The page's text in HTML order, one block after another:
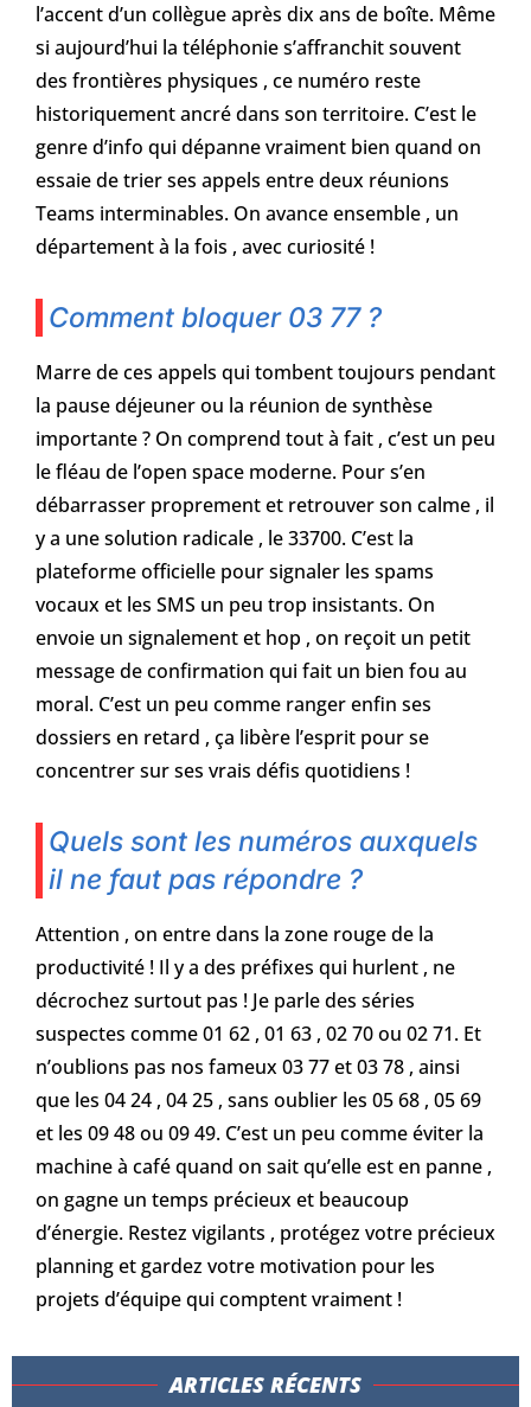
l’accent d’un collègue après dix ans de boîte. Même
si aujourd’hui la téléphonie s’affranchit souvent
des frontières physiques , ce numéro reste
historiquement ancré dans son territoire. C’est le
genre d’info qui dépanne vraiment bien quand on
essaie de trier ses appels entre deux réunions
Teams interminables. On avance ensemble , un
département à la fois , avec curiosité !
Comment bloquer 03 77 ?
Marre de ces appels qui tombent toujours pendant
la pause déjeuner ou la réunion de synthèse
importante ? On comprend tout à fait , c’est un peu
le fléau de l’open space moderne. Pour s’en
débarrasser proprement et retrouver son calme , il
y a une solution radicale , le 33700. C’est la
plateforme officielle pour signaler les spams
vocaux et les SMS un peu trop insistants. On
envoie un signalement et hop , on reçoit un petit
message de confirmation qui fait un bien fou au
moral. C’est un peu comme ranger enfin ses
dossiers en retard , ça libère l’esprit pour se
concentrer sur ses vrais défis quotidiens !
Quels sont les numéros auxquels
il ne faut pas répondre ?
Attention , on entre dans la zone rouge de la
productivité ! Il y a des préfixes qui hurlent , ne
décrochez surtout pas ! Je parle des séries
suspectes comme 01 62 , 01 63 , 02 70 ou 02 71. Et
n’oublions pas nos fameux 03 77 et 03 78 , ainsi
que les 04 24 , 04 25 , sans oublier les 05 68 , 05 69
et les 09 48 ou 09 49. C’est un peu comme éviter la
machine à café quand on sait qu’elle est en panne ,
on gagne un temps précieux et beaucoup
d’énergie. Restez vigilants , protégez votre précieux
planning et gardez votre motivation pour les
projets d’équipe qui comptent vraiment !
ARTICLES RÉCENTS​